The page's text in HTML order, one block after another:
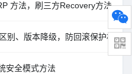
方法，刷三方Recovery方法（解
别、版本降级，防回滚保护相关
安全模式方法